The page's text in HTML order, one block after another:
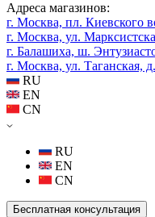
Адреса магазинов:
г. Москва, пл. Киевского
г. Москва, ул.
г. Балашиха, ш.
г. Москва, ул. Таганская,
RU
EN
CN
RU
EN
CN
Бесплатная консультация